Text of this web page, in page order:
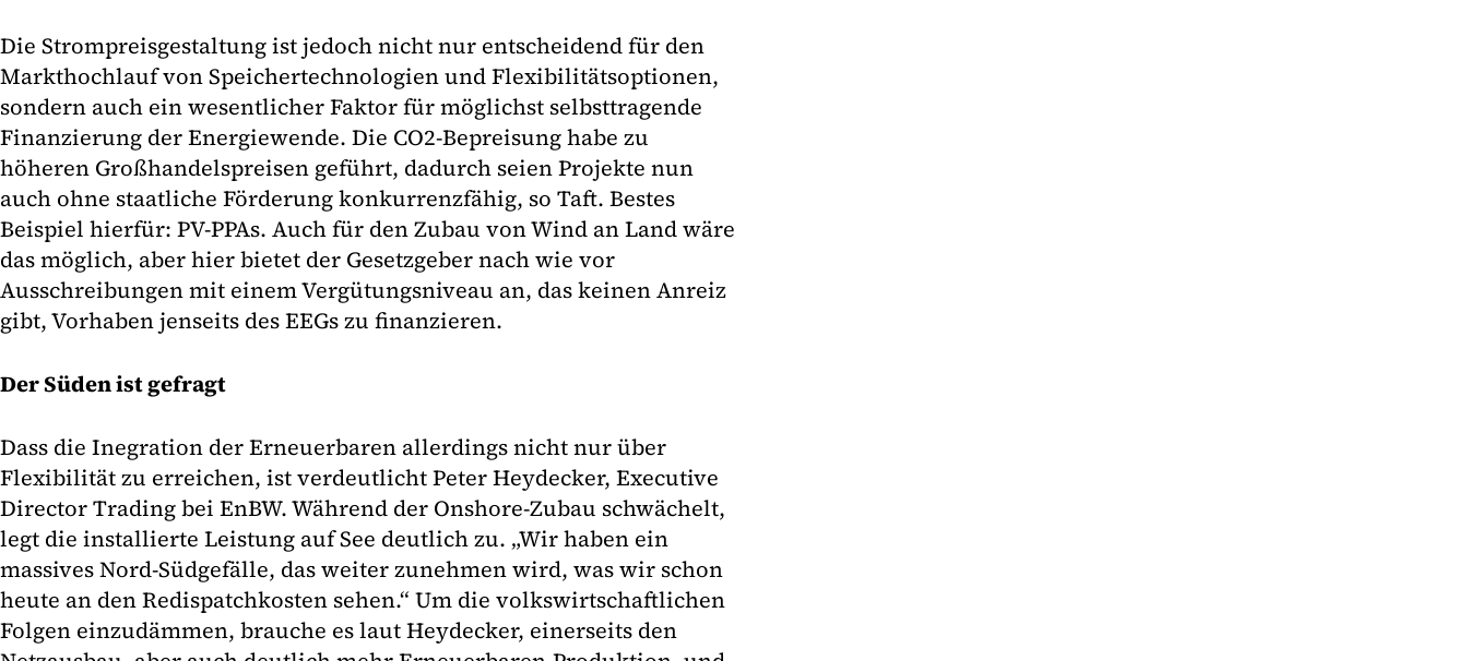
Die Strompreisgestaltung ist jedoch nicht nur entscheidend für den
Markthochlauf von Speichertechnologien und Flexibilitätsoptionen,
sondern auch ein wesentlicher Faktor für möglichst selbsttragende
Finanzierung der Energiewende. Die CO2-Bepreisung habe zu
höheren Großhandelspreisen geführt, dadurch seien Projekte nun
auch ohne staatliche Förderung konkurrenzfähig, so Taft. Bestes
Beispiel hierfür: PV-PPAs. Auch für den Zubau von Wind an Land wäre
das möglich, aber hier bietet der Gesetzgeber nach wie vor
Ausschreibungen mit einem Vergütungsniveau an, das keinen Anreiz
gibt, Vorhaben jenseits des EEGs zu finanzieren.
Der Süden ist gefragt
Dass die Inegration der Erneuerbaren allerdings nicht nur über
Flexibilität zu erreichen, ist verdeutlicht Peter Heydecker, Executive
Director Trading bei EnBW. Während der Onshore-Zubau schwächelt,
legt die installierte Leistung auf See deutlich zu. „Wir haben ein
massives Nord-Südgefälle, das weiter zunehmen wird, was wir schon
heute an den Redispatchkosten sehen.“ Um die volkswirtschaftlichen
Folgen einzudämmen, brauche es laut Heydecker, einerseits den